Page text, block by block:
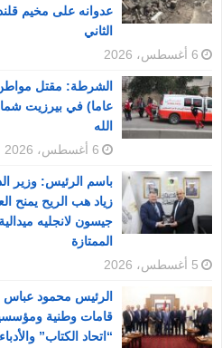
عدوانه على مخيم
الثاني
6 أغسطس، 2026
عاما) في بيرزيت
الله
6 أغسطس، 2026
باسم الرئيس: وزير
زياد هب الريح يمنح
جيسون لانجليه
الممتازة
5 أغسطس، 2026
الرئيس محمود عباس
قامات وطنية
“اتحاد الكتاب”